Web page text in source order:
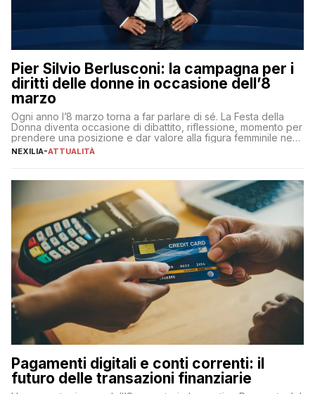
Pier Silvio Berlusconi: la campagna per i
diritti delle donne in occasione dell’8
marzo
Ogni anno l’8 marzo torna a far parlare di sé. La Festa della
Donna diventa occasione di dibattito, riflessione, momento per
prendere una posizione e dar valore alla figura femminile nella
sua complessità e crucialità. A lanciare un messaggio “forte e
NEXILIA-ATTUALITÀ
Pagamenti digitali e conti correnti: il
futuro delle transazioni finanziarie